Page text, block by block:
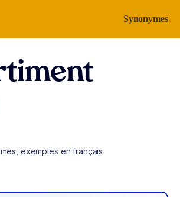
Synonymes
exemples en français